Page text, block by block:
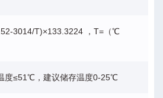
3014/T)×133.3224 ，T=（℃
度≤51℃，建议储存温度0-25℃